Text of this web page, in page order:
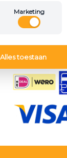
Marketing
Alles toestaan